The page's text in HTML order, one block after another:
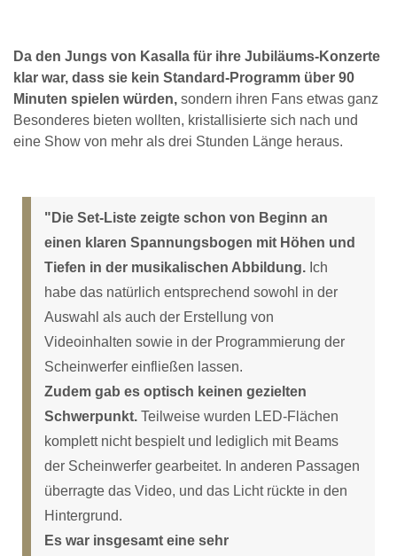
Da den Jungs von Kasalla für ihre Jubiläums-Konzerte
klar war, dass sie kein Standard-Programm über 90
Minuten spielen würden, sondern ihren Fans etwas ganz
Besonderes bieten wollten, kristallisierte sich nach und
eine Show von mehr als drei Stunden Länge heraus.
"Die Set-Liste zeigte schon von Beginn an
einen klaren Spannungsbogen mit Höhen und
Tiefen in der musikalischen Abbildung. Ich
habe das natürlich entsprechend sowohl in der
Auswahl als auch der Erstellung von
Videoinhalten sowie in der Programmierung der
Scheinwerfer einfließen lassen.
Zudem gab es optisch keinen gezielten
Schwerpunkt. Teilweise wurden LED-Flächen
komplett nicht bespielt und lediglich mit Beams
der Scheinwerfer gearbeitet. In anderen Passagen
überragte das Video, und das Licht rückte in den
Hintergrund.
Es war insgesamt eine sehr